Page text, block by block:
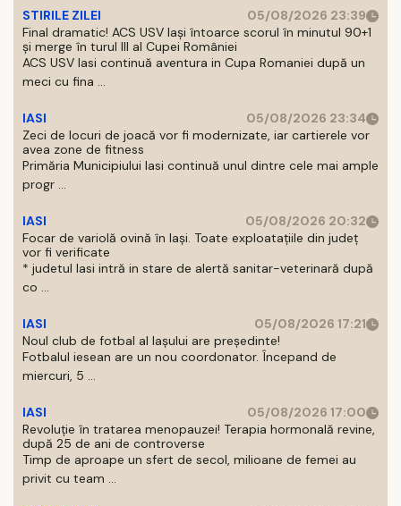
STIRILE ZILEI
05/08/2026 23:39
Final dramatic! ACS USV Iași întoarce scorul în minutul 90+1
și merge în turul III al Cupei României
ACS USV Iasi continuă aventura in Cupa Romaniei după un
meci cu fina ...
IASI
05/08/2026 23:34
Zeci de locuri de joacă vor fi modernizate, iar cartierele vor
avea zone de fitness
Primăria Municipiului Iasi continuă unul dintre cele mai ample
progr ...
IASI
05/08/2026 20:32
Focar de variolă ovină în Iași. Toate exploatațiile din județ
vor fi verificate
* judetul Iasi intră in stare de alertă sanitar-veterinară după
co ...
IASI
05/08/2026 17:21
Noul club de fotbal al Iașului are președinte!
Fotbalul iesean are un nou coordonator. Începand de
miercuri, 5 ...
IASI
05/08/2026 17:00
Revoluție în tratarea menopauzei! Terapia hormonală revine,
după 25 de ani de controverse
Timp de aproape un sfert de secol, milioane de femei au
privit cu team ...